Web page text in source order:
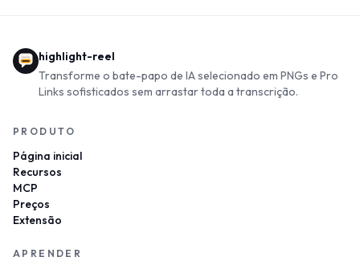
highlight-reel
Transforme o bate-papo de IA selecionado em PNGs e Pro
Links sofisticados sem arrastar toda a transcrição.
PRODUTO
Página inicial
Recursos
MCP
Preços
Extensão
APRENDER